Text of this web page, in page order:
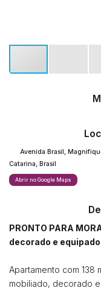
Avenida Brasil
Catarina Brasil
Abrir no Google Maps
PRONTO PARA
decorado e
Apartamento com 138
mobiliado, decorado